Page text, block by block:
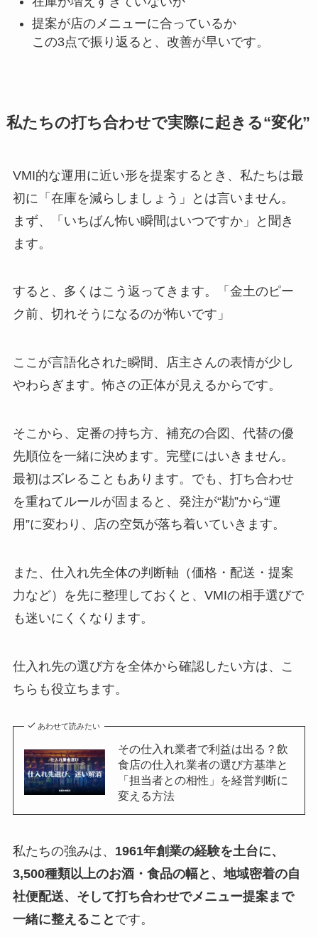
提案が店のメニューに合っているか
この3点で振り返ると、改善が早いです。
私たちの打ち合わせで実際に起きる“変化”
VMI的な運用に近い形を提案するとき、私たちは最
初に「在庫を減らしましょう」とは言いません。
まず、「いちばん怖い瞬間はいつですか」と聞き
ます。
すると、多くはこう返ってきます。「金土のピー
ク前、切れそうになるのが怖いです」
ここが言語化された瞬間、店主さんの表情が少し
やわらぎます。怖さの正体が見えるからです。
そこから、定番の持ち方、補充の合図、代替の優
先順位を一緒に決めます。完璧にはいきません。
最初はズレることもあります。でも、打ち合わせ
を重ねてルールが固まると、発注が“勘”から“運
用”に変わり、店の空気が落ち着いていきます。
また、仕入れ先全体の判断軸（価格・配送・提案
力など）を先に整理しておくと、VMIの相手選びで
も迷いにくくなります。
仕入れ先の選び方を全体から確認したい方は、こ
ちらも役立ちます。
あわせて読みたい
その仕入れ業者で利益は出る？飲
食店の仕入れ業者の選び方基準と
「担当者との相性」を経営判断に
変える方法
私たちの強みは、 1961年創業の経験を土台に、
3,500種類以上のお酒・食品の幅と、地域密着の自
社便配送、そして打ち合わせでメニュー提案まで
一緒に整えること です。